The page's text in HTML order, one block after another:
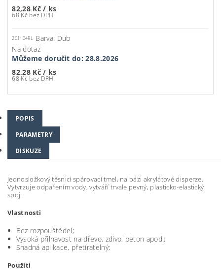
82,28 Kč/ ks
68 Kč bez DPH
201104RL Barva: Dub
Na dotaz
Můžeme doručit do: 28.8.2026
82,28 Kč/ ks
68 Kč bez DPH
POPIS
PARAMETRY
DISKUZE
Jednosložkový těsnicí spárovací tmel, na bázi akrylátové disperze.
Vytvrzuje odpařením vody, vytváří trvale pevný, plasticko-elastický
spoj.
Vlastnosti
Bez rozpouštědel;
Vysoká přilnavost na dřevo, zdivo, beton apod.;
Snadná aplikace, přetíratelný;
Použití